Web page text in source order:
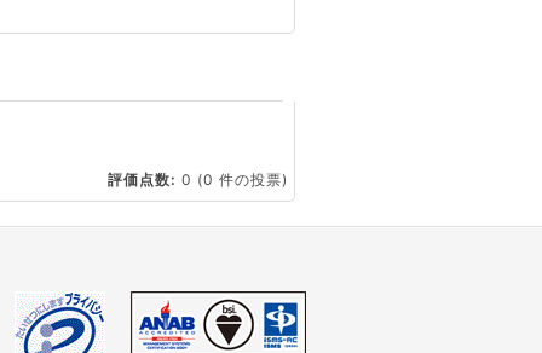
評価点数: 0 (0 件の投票)